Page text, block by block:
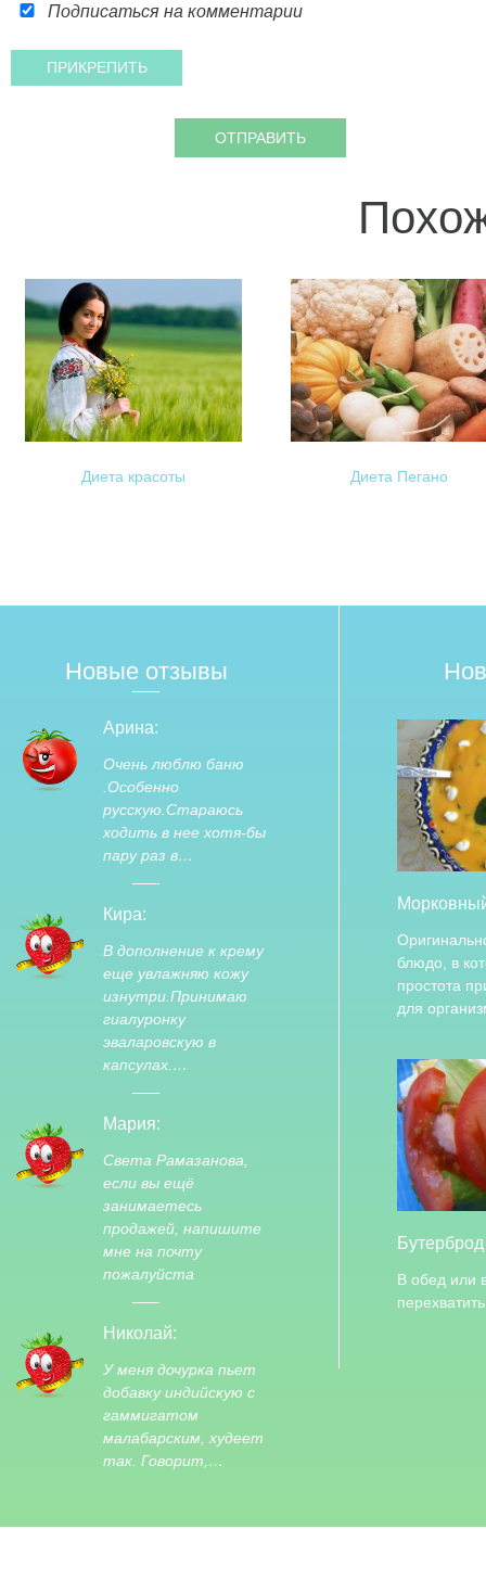
Подписаться на комментарии
Диета красоты Диета Пегано
Новые отзывы
Арина:
Очень люблю баню
.Особенно
русскую.Стараюсь
ходить в нее хотя-бы
пару раз в…
Кира:
В дополнение к крему
еще увлажняю кожу
изнутри.Принимаю
гиалуронку
эваларовскую в
капсулах.…
Мария:
Света Рамазанова,
если вы ещё
занимаетесь
продажей, напишите
мне на почту
пожалуйста
Николай:
У меня дочурка пьет
добавку индийскую с
гаммигатом
малабарским, худеет
так. Говорит,…
блюдо, в
простота
для
В обед или